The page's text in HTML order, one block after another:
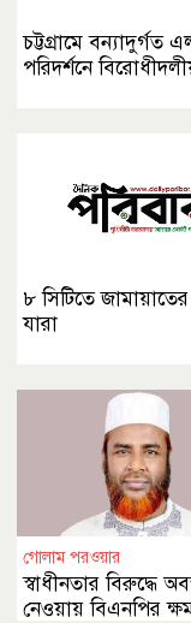
চট্টগ্রামে বন্যাদুর্গত
পরিদর্শনে
৮ সিটিতে জামায়াতের
যারা
গোলাম পরওয়ার
স্বাধীনতার বিরুদ্ধে
নেওয়ায় বিএনপির